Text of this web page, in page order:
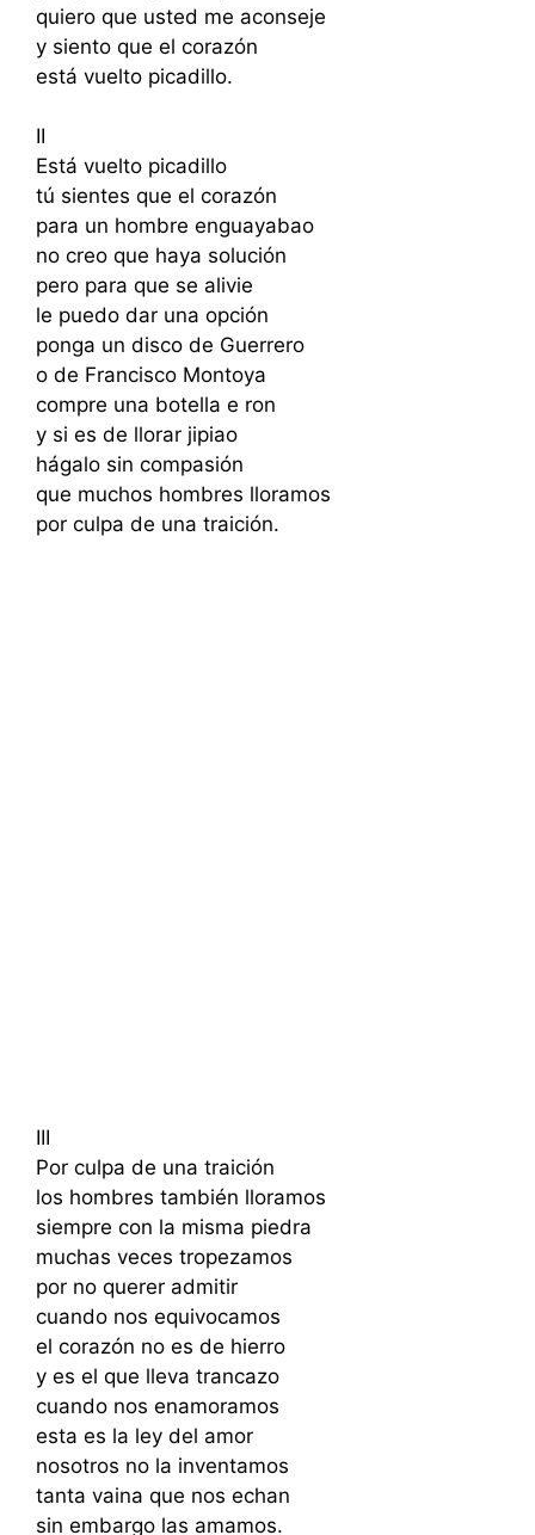
quiero que usted me aconseje
y siento que el corazón
está vuelto picadillo.
II
Está vuelto picadillo
tú sientes que el corazón
para un hombre enguayabao
no creo que haya solución
pero para que se alivie
le puedo dar una opción
ponga un disco de Guerrero
o de Francisco Montoya
compre una botella e ron
y si es de llorar jipiao
hágalo sin compasión
que muchos hombres lloramos
por culpa de una traición.
III
Por culpa de una traición
los hombres también lloramos
siempre con la misma piedra
muchas veces tropezamos
por no querer admitir
cuando nos equivocamos
el corazón no es de hierro
y es el que lleva trancazo
cuando nos enamoramos
esta es la ley del amor
nosotros no la inventamos
tanta vaina que nos echan
sin embargo las amamos.